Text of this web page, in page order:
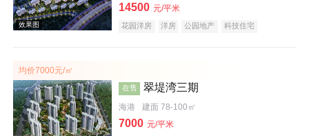
14500 元/平米
花园洋房 洋房 公园地产
科技住宅
均价7000元/㎡
在售 翠堤湾三期
海港 建面 78-100㎡
7000 元/平米